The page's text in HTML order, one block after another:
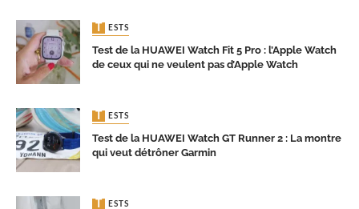
TESTS
Test de la HUAWEI Watch Fit 5 Pro : l’Apple Watch
de ceux qui ne veulent pas d’Apple Watch
TESTS
Test de la HUAWEI Watch GT Runner 2 : La montre
qui veut détrôner Garmin
TESTS